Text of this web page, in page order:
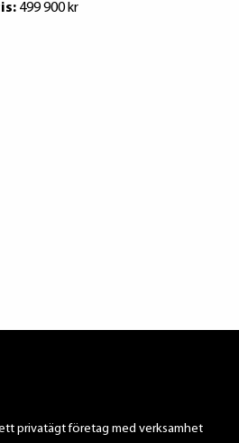
499 900 kr
privatägt företag med verksamhet